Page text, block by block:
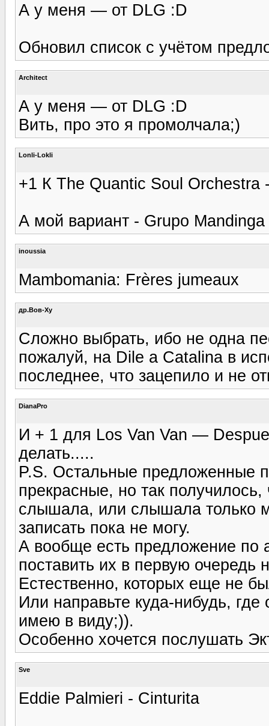
А у меня — от DLG :D
Обновил список с учётом
Architect
А у меня — от DLG :D
Вить, про это я промолчала;)
Lonli-Lokli
+1 К The Quantic Soul Orchestra
А мой вариант - Grupo
inoussia
Mambomania: Frères jumeaux
др.Вов-Ху
Сложно выбрать, ибо не одна
пожалуй, на Dile a Catalina в
последнее, что зацепило и не
DianaPro
И + 1 для Los Van Van —
делать.....
P.S. Остальные предложенные
прекрасные, но так
слышала, или слышала только
записать пока не могу.
А вообще есть предложение по
поставить их в первую очередь
Естественно, которых еще не
Или направьте куда-нибудь,
имею в виду;)).
Особенно хочется послушать
Sve
Eddie Palmieri - Cinturita